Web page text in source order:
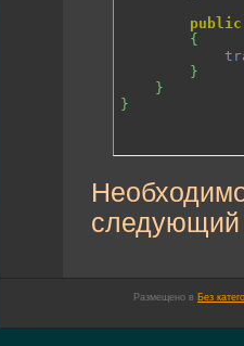
public
{
}
}
}
следующий
Размещено в Без